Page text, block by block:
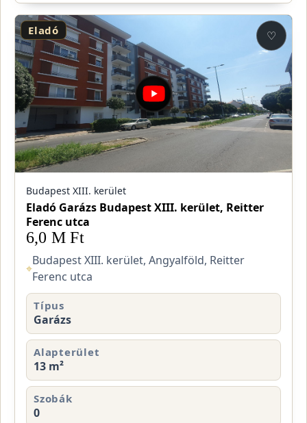
Eladó ♡
Budapest XIII. kerület
Eladó Garázs Budapest XIII. kerület, Reitter
Ferenc utca
6,0 M Ft
⌖
Budapest XIII. kerület, Angyalföld, Reitter
Ferenc utca
Típus
Garázs
Alapterület
13 m²
Szobák
0